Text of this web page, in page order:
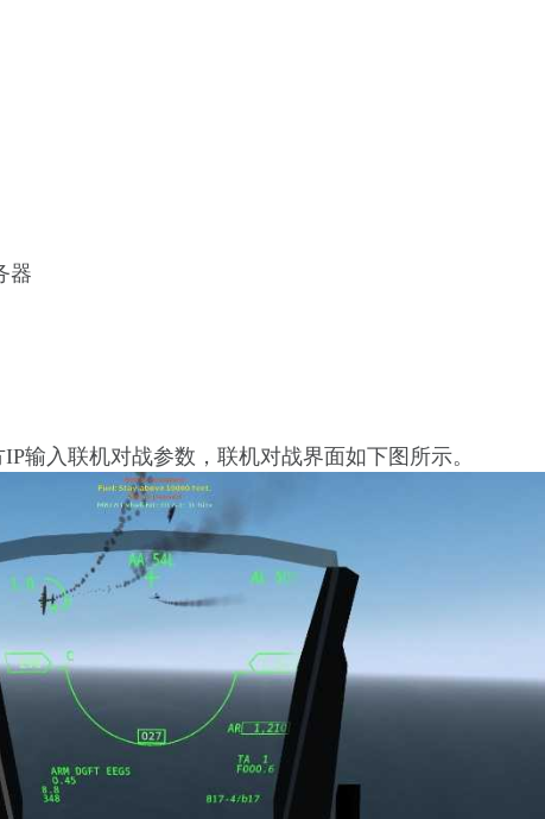
器
输入联机对战参数 ，联机对战界面如下图所示。